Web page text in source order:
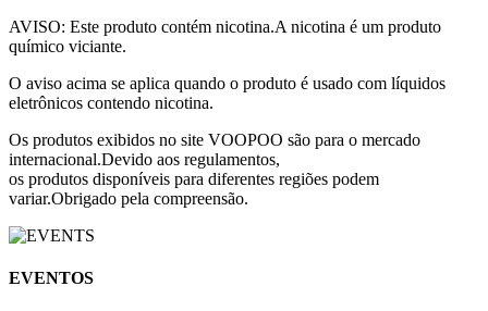
AVISO: Este produto contém nicotina.A nicotina é um produto
químico viciante.
O aviso acima se aplica quando o produto é usado com líquidos
eletrônicos contendo nicotina.
Os produtos exibidos no site VOOPOO são para o mercado
internacional.Devido aos regulamentos,
os produtos disponíveis para diferentes regiões podem
variar.Obrigado pela compreensão.
EVENTOS